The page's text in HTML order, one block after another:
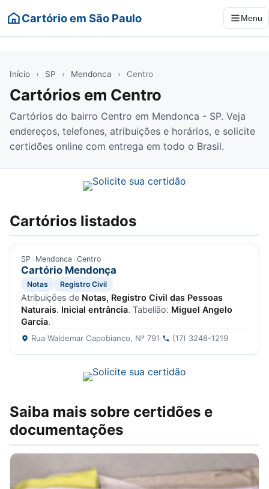
Cartório em São Paulo Menu
Início › SP › Mendonca › Centro
Cartórios em Centro
Cartórios do bairro Centro em Mendonca - SP. Veja
endereços, telefones, atribuições e horários, e solicite
certidões online com entrega em todo o Brasil.
Cartórios listados
SP › Mendonca › Centro
Cartório Mendonça
Notas Registro Civil
Atribuições de Notas, Registro Civil das Pessoas
Naturais. Inicial entrância. Tabelião: Miguel Angelo
Garcia.
Rua Waldemar Capobianco, Nº 791· (17) 3248-1219
Saiba mais sobre certidões e
documentações